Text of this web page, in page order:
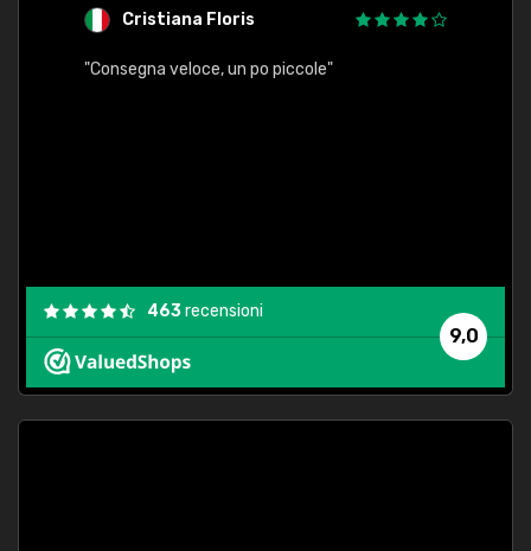
Cristiana Floris
"Consegna veloce, un po piccole"
9,0
463recensioni